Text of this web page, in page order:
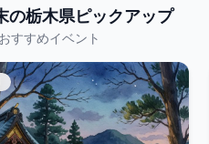
の栃木県ピックアップ
すすめイベント